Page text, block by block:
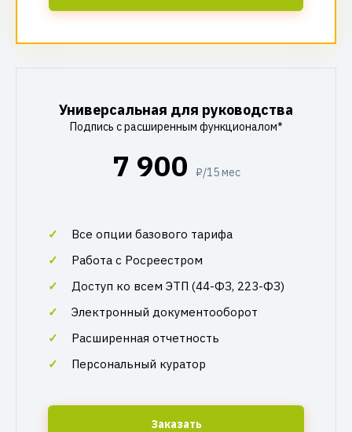
Универсальная для руководства
Подпись с расширенным функционалом*
7 900 ₽/15 мес
Все опции базового тарифа
Работа с Росреестром
Доступ ко всем ЭТП (44-ФЗ, 223-ФЗ)
Электронный документооборот
Расширенная отчетность
Персональный куратор
Заказать